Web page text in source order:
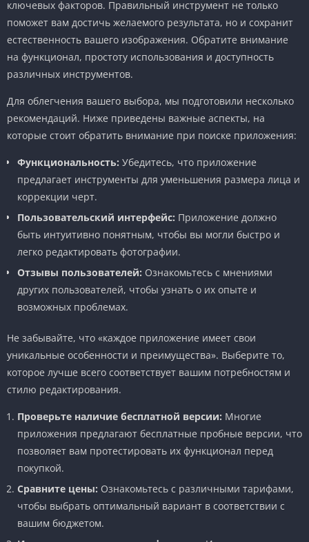
ключевых факторов. Правильный инструмент не только
поможет вам достичь желаемого результата, но и сохранит
естественность вашего изображения. Обратите внимание
на функционал, простоту использования и доступность
различных инструментов.
Для облегчения вашего выбора, мы подготовили несколько
рекомендаций. Ниже приведены важные аспекты, на
которые стоит обратить внимание при поиске приложения:
Функциональность: Убедитесь, что приложение
предлагает инструменты для уменьшения размера лица и
коррекции черт.
Пользовательский интерфейс: Приложение должно
быть интуитивно понятным, чтобы вы могли быстро и
легко редактировать фотографии.
Отзывы пользователей: Ознакомьтесь с мнениями
других пользователей, чтобы узнать о их опыте и
возможных проблемах.
Не забывайте, что «каждое приложение имеет свои
уникальные особенности и преимущества». Выберите то,
которое лучше всего соответствует вашим потребностям и
стилю редактирования.
Проверьте наличие бесплатной версии: Многие
приложения предлагают бесплатные пробные версии, что
позволяет вам протестировать их функционал перед
покупкой.
Сравните цены: Ознакомьтесь с различными тарифами,
чтобы выбрать оптимальный вариант в соответствии с
вашим бюджетом.